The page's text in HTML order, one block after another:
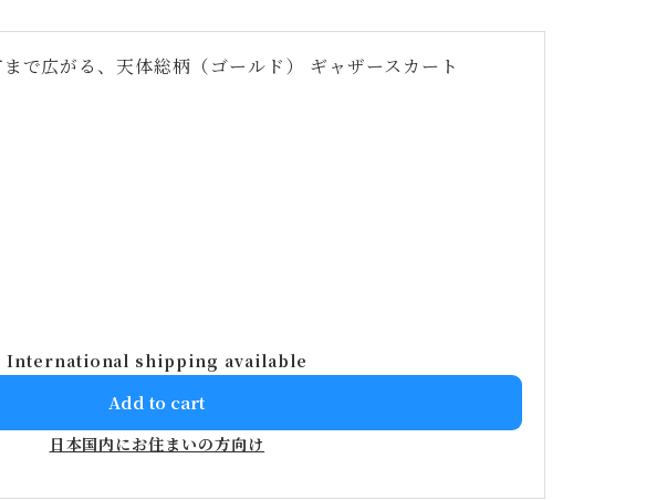
で広がる、天体総柄（ゴールド） ギャザースカート
International shipping available
Add to cart
日本国内にお住まいの方向け